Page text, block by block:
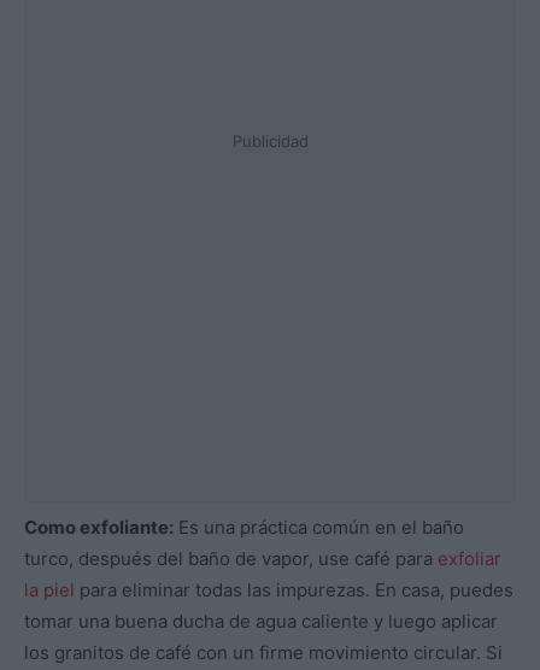
Publicidad
Como exfoliante: Es una práctica común en el baño
turco, después del baño de vapor, use café para exfoliar
la piel para eliminar todas las impurezas. En casa, puedes
tomar una buena ducha de agua caliente y luego aplicar
los granitos de café con un firme movimiento circular. Si